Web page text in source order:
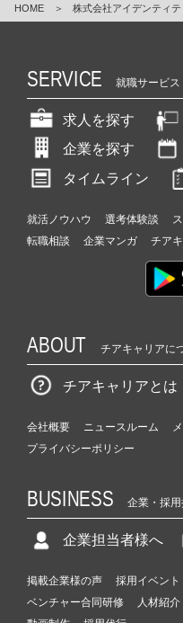
HOME ＞ 株式会社アイデンティテ
SERVICE 就職サービス
求人を探す
企業を探す
タイムライン
就活ノウハウ 選考体験談
転職相談
企業マンガ チア
ABOUT チアキャリアに
チアキャリアとは
会社概要 ニュースルーム
プライバシーポリシー
BUSINESS 企業・採
企業担当者様へ
掲載企業様の声 採用イベント
ベンチャー合同研修
人材紹介